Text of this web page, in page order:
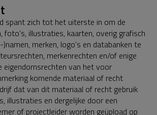
spant zich tot het uiterste in om de
foto's, illustraties, kaarten, overig grafisch
merken, logo's en databanken te
merkenrechten en/of enige
eigendomsrechten van het voor
komende materiaal of recht
dat van dit materiaal of recht gebruik
illustraties en dergelijke door een
of projectleider worden geüpload op